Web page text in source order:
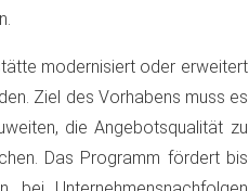
modernisiert oder erweitert
Ziel des Vorhabens muss es
die Angebotsqualität zu
Das Programm fördert bis